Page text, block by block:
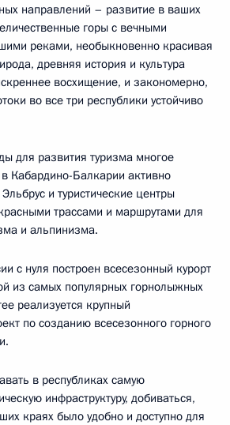
направлений – развитие в ваших
горы с вечными
реками, необыкновенно красивая
древняя история и культура
восхищение, и закономерно,
во все три республики устойчиво
для развития туризма многое
Кабардино-Балкарии активно
и туристические центры
трассами и маршрутами для
и альпинизма.
с нуля построен всесезонный курорт
из самых популярных горнолыжных
реализуется крупный
по созданию всесезонного горного
в республиках самую
инфраструктуру, добиваться,
краях было удобно и доступно для